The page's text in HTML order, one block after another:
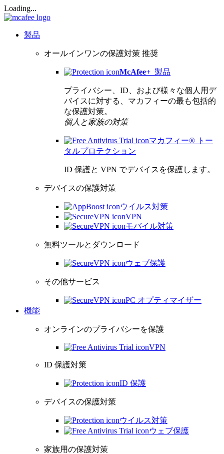
Loading...
製品
オールインワンの保護対策 推奨
McAfee+ 製品
プライバシー、ID、および様々な個人用デ
バイスに対する、マカフィーの最も包括的
な保護対策。
個人と家族の対策
マカフィー® トー
タルプロテクション
ID 保護と VPN でデバイスを保護します。
デバイスの保護対策
ウイルス対策
VPN
モバイル対策
無料ツールとダウンロード
ウェブ保護
その他サービス
PC オプティマイザー
機能
オンラインのプライバシーを保護
VPN
ID 保護対策
ID 保護
デバイスの保護対策
ウイルス対策
ウェブ保護
家族用の保護対策